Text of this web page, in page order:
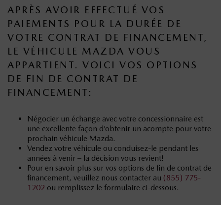
APRÈS AVOIR EFFECTUÉ VOS
PAIEMENTS POUR LA DURÉE DE
VOTRE CONTRAT DE FINANCEMENT,
LE VÉHICULE MAZDA VOUS
APPARTIENT. VOICI VOS OPTIONS
DE FIN DE CONTRAT DE
FINANCEMENT:
Négocier un échange avec votre concessionnaire est
une excellente façon d’obtenir un acompte pour votre
prochain véhicule Mazda.
Vendez votre véhicule ou conduisez-le pendant les
années à venir – la décision vous revient!
Pour en savoir plus sur vos options de fin de contrat de
financement, veuillez nous contacter au (855) 775-
1202 ou remplissez le formulaire ci-dessous.